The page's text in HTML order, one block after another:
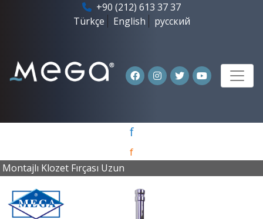
+90 (212) 613 37 37
Türkçe
English русский
f
f
Montajlı Klozet Fırçası Uzun